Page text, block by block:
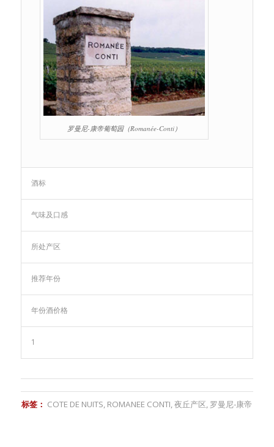
罗曼尼-康帝葡萄园（Romanée-Conti）
酒标
气味及口感
所处产区
推荐年份
年份酒价格
1
标签： COTE DE NUITS, ROMANEE CONTI,夜丘产区, 罗曼尼-康帝